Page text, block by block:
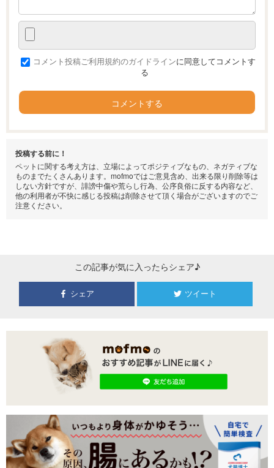
コメント投稿ご利用規約のガイドラインに同意してコメントす
る
コメントする
投稿する前に！
ペットに関する考え方は、立場によってポジティブなもの、ネガティブな
ものまでたくさんあります。mofmoではご意見含め、出来る限り削除等は
しない方針ですが、誹謗中傷や荒らし行為、公序良俗に反する内容など、
他の利用者が不快に感じる投稿は削除させて頂く場合がございますのでご
注意ください。
この記事が気に入ったらシェア♪
シェア ツイート